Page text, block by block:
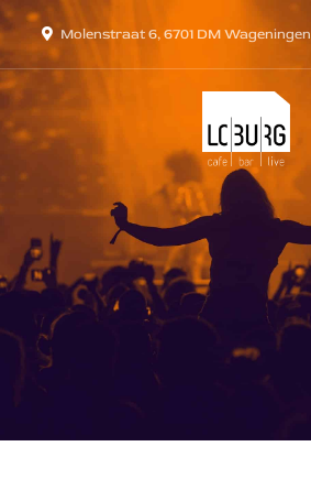
Molenstraat 6, 6701 DM Wageningen